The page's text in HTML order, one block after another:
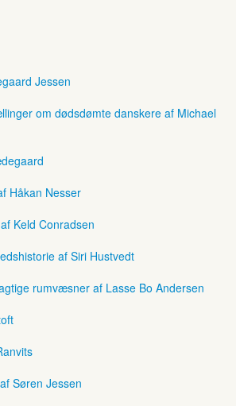
Jessen
om dødsdømte danskere af Michael
Håkan Nesser
Keld Conradsen
af Siri Hustvedt
rumvæsner af Lasse Bo Andersen
Søren Jessen